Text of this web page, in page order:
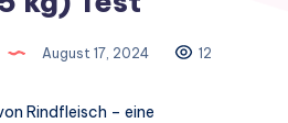
August 17, 2024 12
Rindfleisch – eine